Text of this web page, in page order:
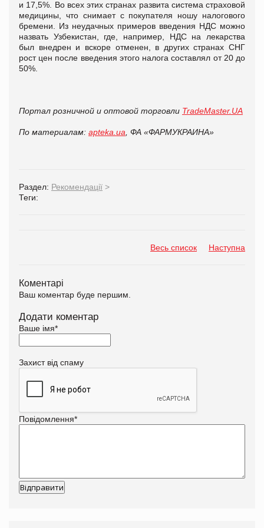
и 17,5%. Во всех этих странах развита система страховой
медицины, что снимает с покупателя ношу налогового
бремени. Из неудачных примеров введения НДС можно
назвать Узбекистан, где, например, НДС на лекарства
был внедрен и вскоре отменен, в других странах СНГ
рост цен после введения этого налога составлял от 20 до
50%.
Портал розничной и оптовой торговли TradeMaster.UA
По материалам: apteka.ua, ФА «ФАРМУКРАИНА»
Раздел: Рекомендації >
Теги:
Весь список Наступна
Коментарі
Ваш коментар буде першим.
Додати коментар
Ваше імя*
Захист від спаму
Повідомлення*